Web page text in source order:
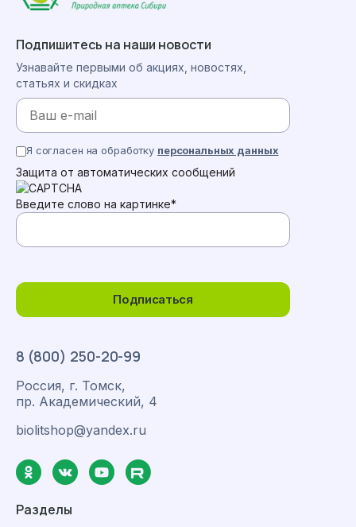
8 (800) 250-20-99
Россия, г. Томск,
пр. Академический, 4
biolitshop@yandex.ru
Разделы
Подпишитесь на наши новости
Узнавайте первыми об акциях, новостях,
статьях и скидках
Подписаться
Я согласен на обработку персональных данных
Защита от автоматических сообщений
Введите слово на картинке*